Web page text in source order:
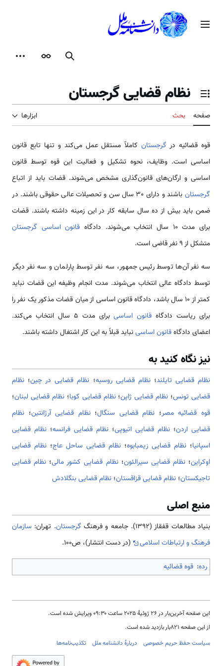
محتوامنوی اصلی
جستجوظاهر
تغییر وضعیت فهرست محتویات
نظام قضایی گرجستان
صفحه بحث ابزارها
قوه قضائیه در گرجستانکاملاً مستقل عمل می‌کند و تنها تابع قانون
اساسی است. وظایف، نحوه تشکیل و فعالیت این قوه توسط قانون
اساسی و ارگان‌های قانون‌گذاری مشخص می‌شوند. قضات باید از اتباع
گرجستان
باشند و دارای 30 سال سن و تحصیلات عالی حقوقی باشند. در
ضمن باید بیش از ده سال سابقه کار در این زمینه داشته باشند. قضات
برای مدت 10 سال انتخاب می‌شوند. دادگاه
قانون اساسی گرجستان
متشکل از 9 نفر قاضی است.
سه نفر آن‌ها توسط رئیس جمهور، سه نفر توسط پارلمان و سه نفر دیگر
توسط دادگاه عالی انتخاب می‌شوند. مدت انجام وظیفه این قضات نباید
کمتر از 10 سال باشد، دادگاه قانون اساسی از میان قضات مذکور یک نفر را
برای ریاست دادگاه قانون اساسی
برای مدت 5 سال انتخاب می‌کند.
اعضای دادگاهقانون اساسینباید قبلاً به این کار اشتغال داشته باشند.
نیز نگاه کنید به
نظام قضایی تایلند؛نظام قضایی روسیه؛ نظام قضایی در چین؛ نظام
قضایی تونس؛ نظام قضایی ژاپن؛نظام قضایی کوبا؛نظام قضایی لبنان؛
قوه قضائیه مصر؛ نظام قضایی سنگال؛نظام قضایی آرژانتین؛ نظام
قضایی اردن؛ نظام قضایی اتیوپی؛ نظام قضایی فرانسه؛ نظام قضایی
اسپانیا؛ نظام قضایی زیمبابوه؛ نظام قضایی ساحل عاج؛ نظام قضایی
اوکراین؛نظام قضایی سیرالئون؛نظام قضایی کشور مالی؛ نظام قضایی
تاجیکستان؛ نظام قضایی قزاقستان؛ نظام قضایی بنگلادش
منبع اصلی
بنیاد مطالعات قفقاز (۱۳۹۲). جامعه و فرهنگ گرجستان. تهران: سازمان
فرهنگ و ارتباطات اسلامی
(در دست انتشار)، ص100.
رده: قوه قضائیه
این صفحه آخرین‌بار در ‏۲۶ ژوئیهٔ ۲۰۲۵ ساعت ‏۰۹:۳۰ ویرایش شده است.
از این صفحه ۸۲۱بار بازدید شده است.
سیاست حفظ حریم خصوصی
دربارهٔ دانشنامه ملل تکذیب‌نامه‌ها